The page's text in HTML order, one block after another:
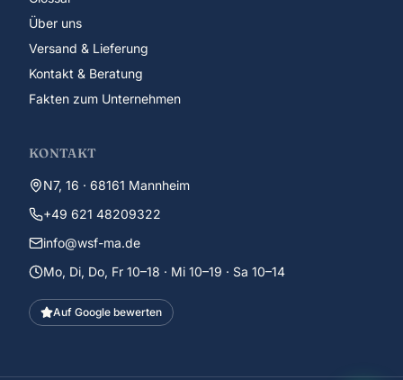
Über uns
Versand & Lieferung
Kontakt & Beratung
Fakten zum Unternehmen
KONTAKT
N7, 16 · 68161 Mannheim
+49 621 48209322
info@wsf-ma.de
Mo, Di, Do, Fr 10–18 · Mi 10–19 · Sa 10–14
Auf Google bewerten